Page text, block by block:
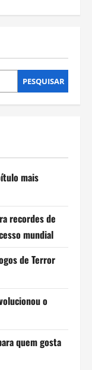
PESQUISAR
mais
recordes de
mundial
de Terror
o
quem gosta